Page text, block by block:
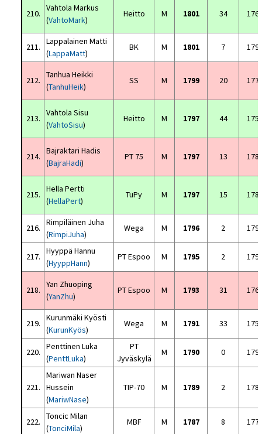
210.
Vahtola Markus
(VahtoMark)
Heitto M 1801 34
211.
Lappalainen Matti
(LappaMatt)
BK M 1801 7
212.
Tanhua Heikki
(TanhuHeik)
SS M 1799 20
213.
Vahtola Sisu
(VahtoSisu)
Heitto M 1797 44
214.
Bajraktari Hadis
(BajraHadi)
PT 75 M 1797 13
215.
Hella Pertti
(HellaPert)
TuPy M 1797 15
216.
Rimpiläinen Juha
(RimpiJuha)
Wega M 1796 2
217.
Hyyppä Hannu
(HyyppHann)
PT Espoo M 1795 2
218.
Yan Zhuoping
(YanZhu)
PT Espoo M 1793 31
219.
Kurunmäki Kyösti
(KurunKyös)
Wega M 1791 33
220.
Penttinen Luka
(PenttLuka)
PT
Jyväskylä
M 1790 0
221.
Mariwan Naser
Hussein
(MariwNase)
TIP-70 M 1789 2
222.
Toncic Milan
(TonciMila)
MBF M 1787 8